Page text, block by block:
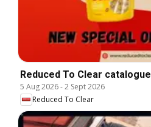
Reduced To Clear catalogue
5 Aug 2026-2 Sept 2026
Reduced To Clear